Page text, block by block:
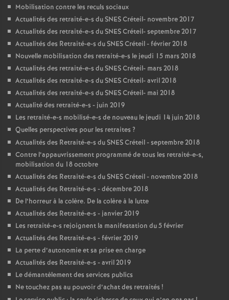
Mobilisation contre les reculs sociaux
Actualités des retraité-e-s duSNESCréteil- novembre 2017
Actualités des retraité-e-s duSNESCréteil- septembre 2017
Actualités des Retraité-e-s duSNESCréteil - février 2018
Nouvelle mobilisation des retraité-e-s le jeudi 15 mars 2018
Actualités des retraité-e-s duSNESCréteil- mars 2018
Actualités des retraité-e-s duSNESCréteil- avril 2018
Actualités des retraité-e-s duSNESCréteil- mai 2018
Actualité des retraité-e-s - juin 2019
Les retraité-e-s mobilisé-e-s de nouveau le jeudi 14 juin 2018
Quelles perspectives pour les retraites ?
Actualités des Retraité-e-s duSNESCréteil - septembre 2018
Contre l’appauvrissement programmé de tous les retraité-e-s,
mobilisation du 18 octobre
Actualités des Retraité-e-s duSNESCréteil - novembre 2018
Actualités des Retraité-e-s - décembre 2018
De l’horreur à la colère. De la colère à la lutte
Actualités des Retraité-e-s - janvier 2019
Les retraité-e-s rejoignent la manifestation du 5 février
Actualités des Retraité-e-s - février 2019
La perte d’autonomie et sa prise en charge
Actualités des Retraité-e-s - avril 2019
Le démantèlement des services publics
Ne touchez pas au pouvoir d’achat des retraités !